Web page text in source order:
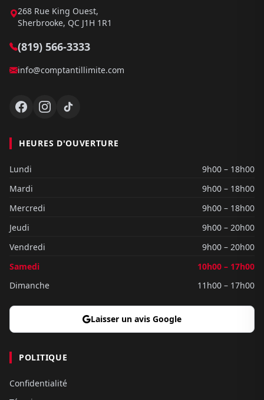
268 Rue King Ouest,
Sherbrooke, QC J1H 1R1
(819) 566-3333
info@comptantillimite.com
HEURES D'OUVERTURE
Lundi
9h00 – 18h00
Mardi
9h00 – 18h00
Mercredi
9h00 – 18h00
Jeudi
9h00 – 20h00
Vendredi
9h00 – 20h00
Samedi
10h00 – 17h00
Dimanche
11h00 – 17h00
Laisser un avis Google
POLITIQUE
Confidentialité